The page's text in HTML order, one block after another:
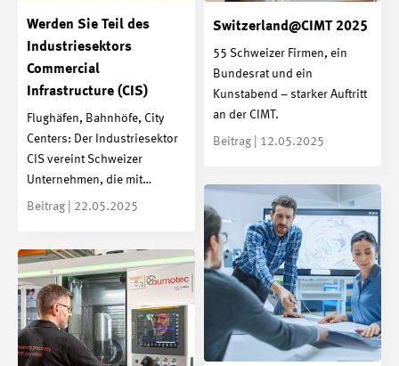
Werden Sie Teil des
Industriesektors
Commercial
Infrastructure (CIS)
Flughäfen, Bahnhöfe, City
Centers: Der Industriesektor
CIS vereint Schweizer
Unternehmen, die mit…
Beitrag | 22.05.2025
Switzerland@CIMT 2025
55 Schweizer Firmen, ein
Bundesrat und ein
Kunstabend – starker Auftritt
an der CIMT.
Beitrag | 12.05.2025